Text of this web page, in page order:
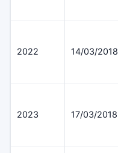
2022 14/03/2018
2023 17/03/2018